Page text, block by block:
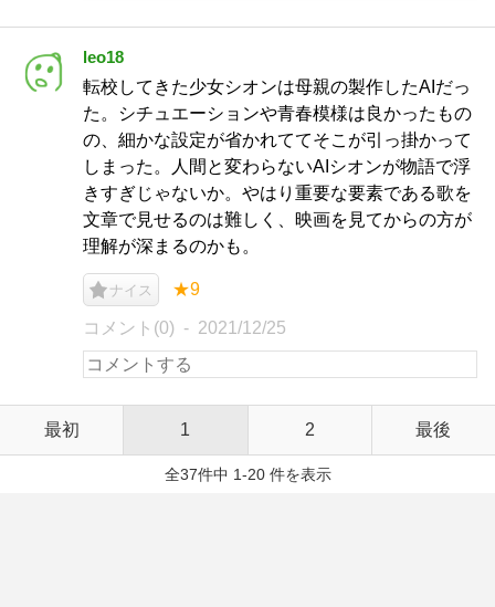
leo18
転校してきた少女シオンは母親の製作したAIだっ
た。シチュエーションや青春模様は良かったもの
の、細かな設定が省かれててそこが引っ掛かって
しまった。人間と変わらないAIシオンが物語で浮
きすぎじゃないか。やはり重要な要素である歌を
文章で見せるのは難しく、映画を見てからの方が
理解が深まるのかも。
ナイス ★9
コメント(0) 2021/12/25
最初 1 2 最後
全37件中 1-20 件を表示